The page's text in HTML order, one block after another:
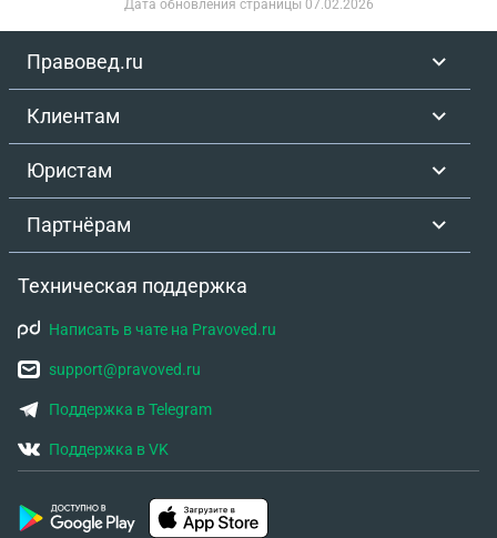
практика отправки подобных персонажей на СВО
или в Лагеря обучения воинскому делу? Помогите
пожалуйста разобраться в данном вопросе.
Дата обновления страницы 07.02.2026
Правовед.ru
Клиентам
Юристам
Партнёрам
Техническая поддержка
Написать в чате на Pravoved.ru
support@pravoved.ru
Поддержка в Telegram
Поддержка в VK